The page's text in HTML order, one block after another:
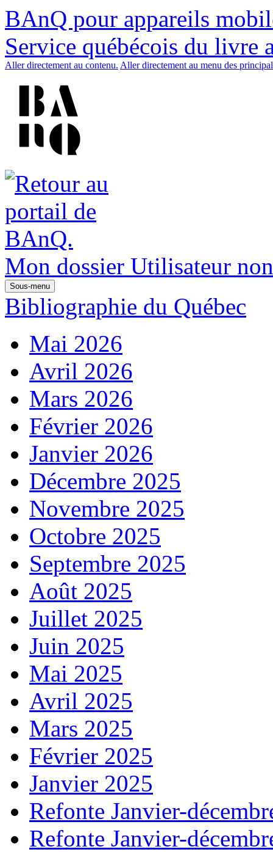
BAnQ pour appareils
Service québécois du livre
Aller directement au contenu. Aller directement au menu des
Mon dossier Utilisateur
Sous-menu
Bibliographie du Québec
Mai 2026
Avril 2026
Mars 2026
Février 2026
Janvier 2026
Décembre 2025
Novembre 2025
Octobre 2025
Septembre 2025
Août 2025
Juillet 2025
Juin 2025
Mai 2025
Avril 2025
Mars 2025
Février 2025
Janvier 2025
Refonte Janvier-
Refonte Janvier-